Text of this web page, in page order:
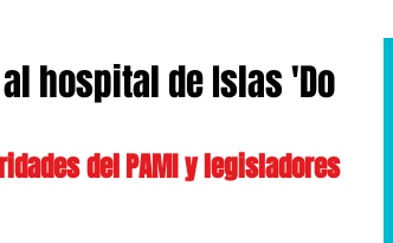
hospital de Islas 'Do
del PAMI y legisladores